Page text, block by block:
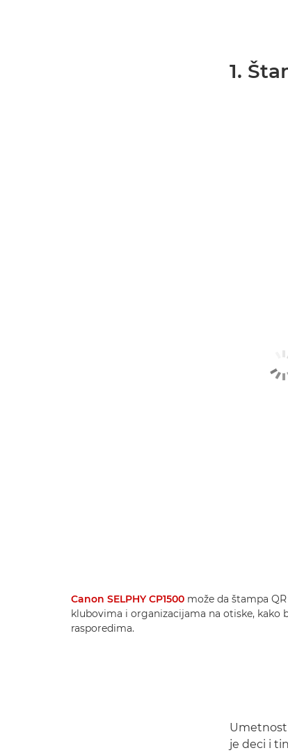
1.
Canon SELPHY CP1500 može da štampa
klubovima i organizacijama na otiske, kako
rasporedima.
Umetnost
je deci i